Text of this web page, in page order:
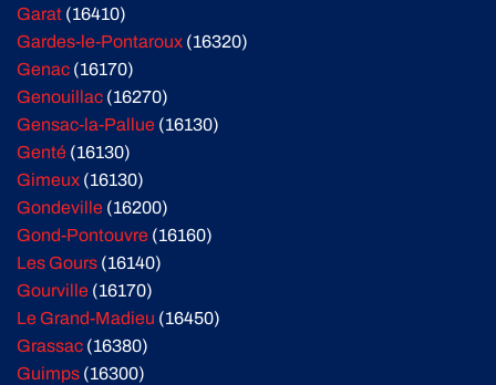
Garat (16410)
Gardes-le-Pontaroux (16320)
Genac (16170)
Genouillac (16270)
Gensac-la-Pallue (16130)
Genté (16130)
Gimeux (16130)
Gondeville (16200)
Gond-Pontouvre (16160)
Les Gours (16140)
Gourville (16170)
Le Grand-Madieu (16450)
Grassac (16380)
Guimps (16300)